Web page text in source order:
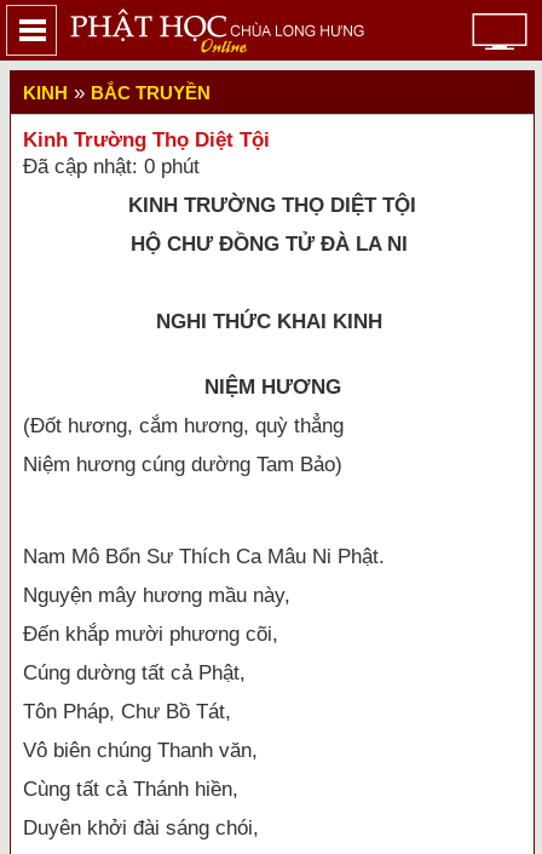
KINH » BẮC TRUYỀN
Kinh Trường Thọ Diệt Tội
Đã cập nhật: 0 phút
KINH TRƯỜNG THỌ DIỆT TỘI
HỘ CHƯ ĐỒNG TỬ ĐÀ LA NI
NGHI THỨC KHAI KINH
NIỆM HƯƠNG
(Đốt hương, cắm hương, quỳ thẳng
Niệm hương cúng dường Tam Bảo)
Nam Mô Bổn Sư Thích Ca Mâu Ni Phật.
Nguyện mây hương mầu này,
Đến khắp mười phương cõi,
Cúng dường tất cả Phật,
Tôn Pháp, Chư Bồ Tát,
Vô biên chúng Thanh văn,
Cùng tất cả Thánh hiền,
Duyên khởi đài sáng chói,